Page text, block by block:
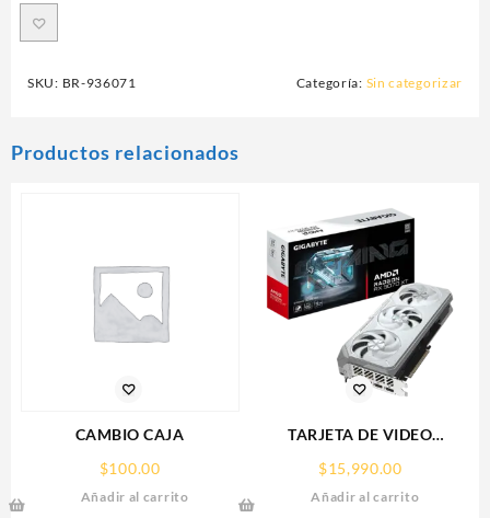
SKU: BR-936071 Categoría: Sin categorizar
Productos relacionados
CAMBIO CAJA
$100.00
Añadir al carrito
TARJETA DE VIDEO
R907XGAMINGOCICE-16GD)
RX 9070
$15,990.00
Añadir al carrito